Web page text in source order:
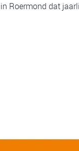
Roermond dat